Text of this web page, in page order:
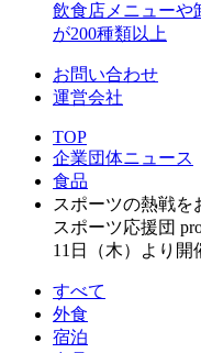
飲食店メニューや
が200種類以上
お問い合わせ
運営会社
TOP
企業団体ニュース
食品
スポーツの熱戦を
スポーツ応援団
11日（木）より開
すべて
外食
宿泊